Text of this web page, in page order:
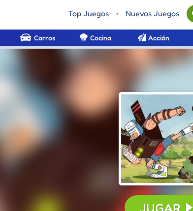
Top Juegos • Nuevos Juegos
Carros Cocina Acción